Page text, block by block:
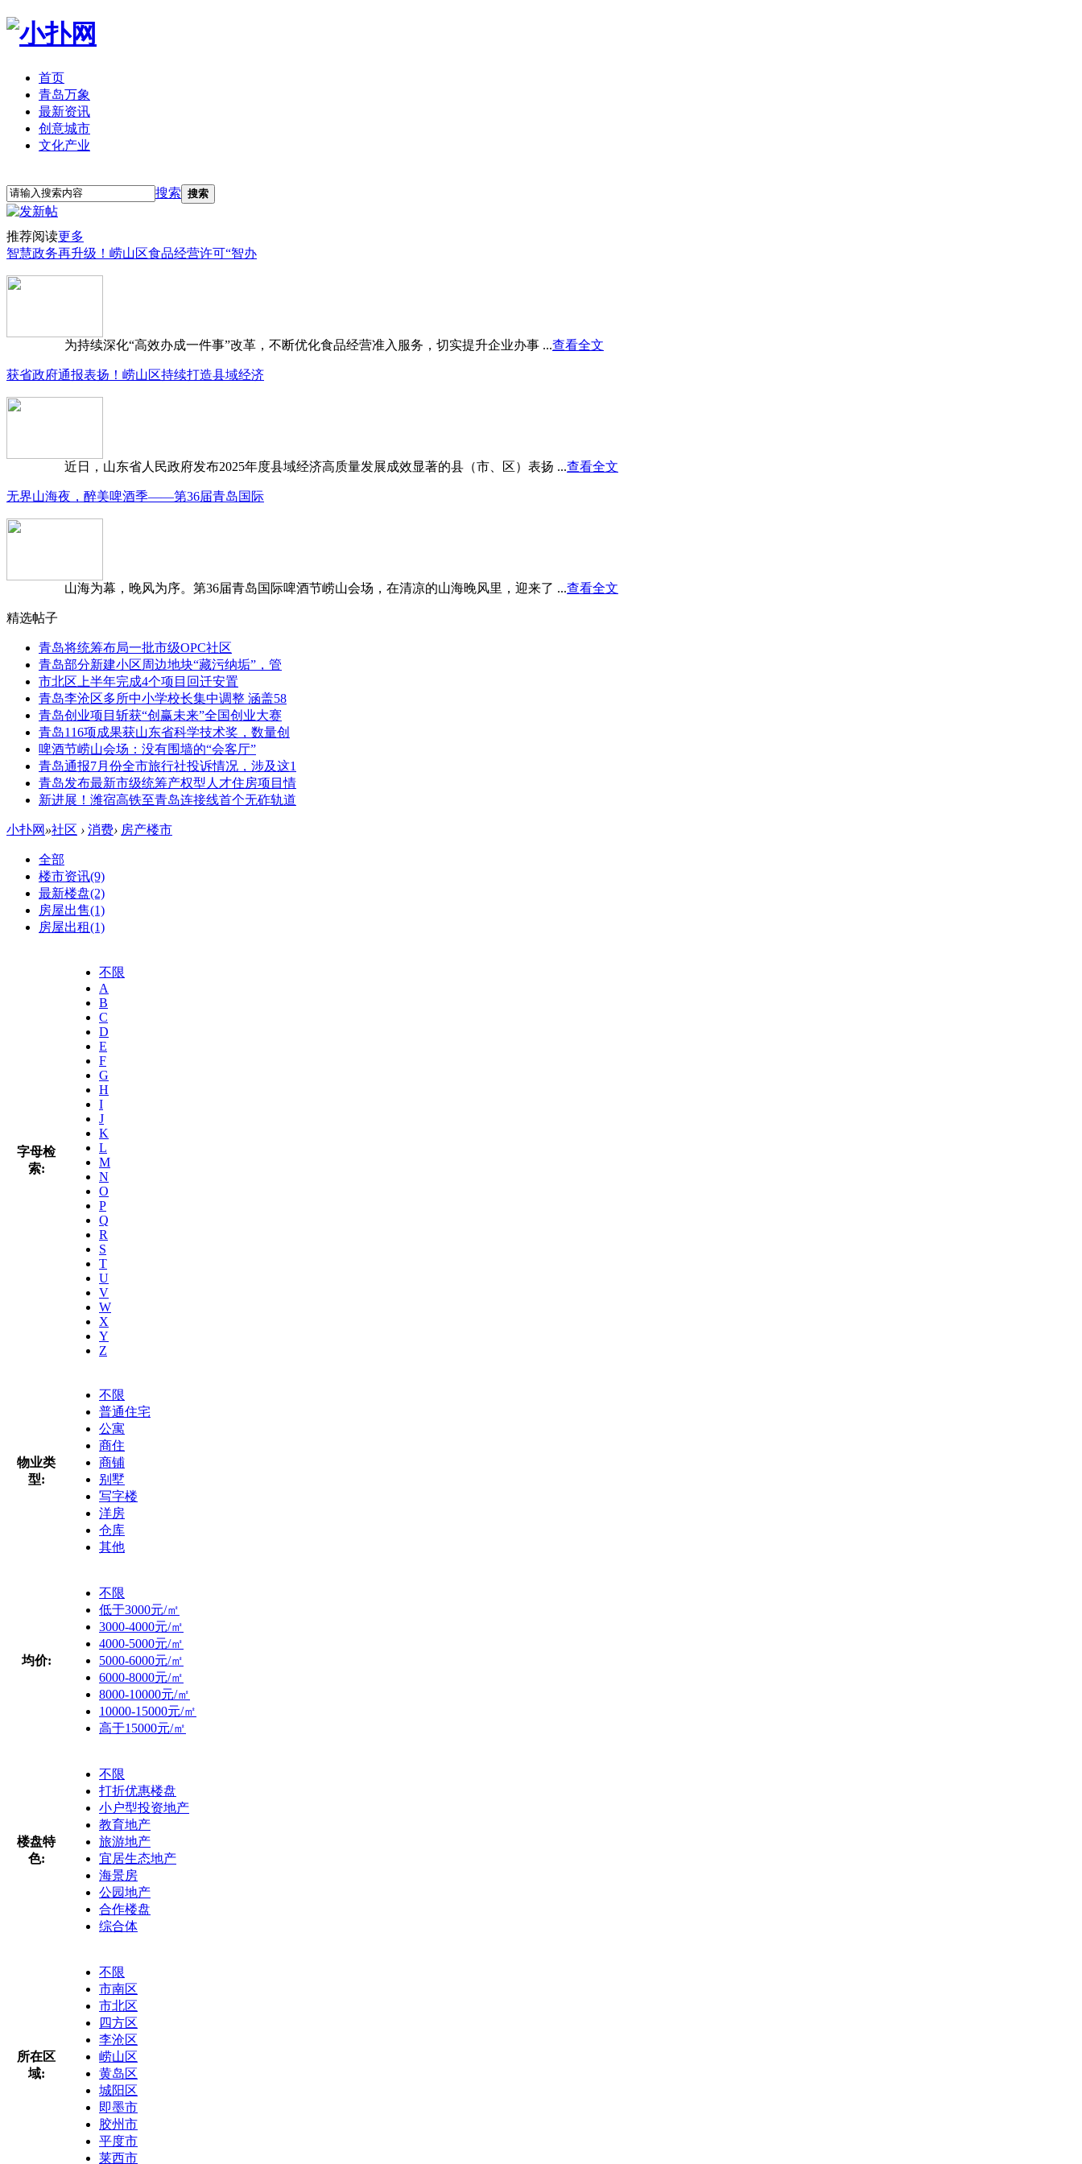
首页
青岛万象
最新资讯
创意城市
文化产业
搜索 搜索
推荐阅读更多
智慧政务再升级！崂山区食品经营许可“智办
为持续深化“高效办成一件事”改革，不断优化食品经营准入服务，切实提升企业办事 ...查看全文
获省政府通报表扬！崂山区持续打造县域经济
近日，山东省人民政府发布2025年度县域经济高质量发展成效显著的县（市、区）表扬 ...查看全文
无界山海夜，醉美啤酒季——第36届青岛国际
山海为幕，晚风为序。第36届青岛国际啤酒节崂山会场，在清凉的山海晚风里，迎来了 ...查看全文
精选帖子
青岛将统筹布局一批市级OPC社区
青岛部分新建小区周边地块“藏污纳垢”，管
市北区上半年完成4个项目回迁安置
青岛李沧区多所中小学校长集中调整 涵盖58
青岛创业项目斩获“创赢未来”全国创业大赛
青岛116项成果获山东省科学技术奖，数量创
啤酒节崂山会场：没有围墙的“会客厅”
青岛通报7月份全市旅行社投诉情况，涉及这1
青岛发布最新市级统筹产权型人才住房项目情
新进展！潍宿高铁至青岛连接线首个无砟轨道
小扑网 »社区 › 消费› 房产楼市
全部
楼市资讯(9)
最新楼盘(2)
房屋出售(1)
房屋出租(1)
字母检
索:
不限
A
B
C
D
E
F
G
H
I
J
K
L
M
N
O
P
Q
R
S
T
U
V
W
X
Y
Z
物业类
型:
不限
普通住宅
公寓
商住
商铺
别墅
写字楼
洋房
仓库
其他
均价:
不限
低于3000元/㎡
3000-4000元/㎡
4000-5000元/㎡
5000-6000元/㎡
6000-8000元/㎡
8000-10000元/㎡
10000-15000元/㎡
高于15000元/㎡
楼盘特
色:
不限
打折优惠楼盘
小户型投资地产
教育地产
旅游地产
宜居生态地产
海景房
公园地产
合作楼盘
综合体
所在区
域:
不限
市南区
市北区
四方区
李沧区
崂山区
黄岛区
城阳区
即墨市
胶州市
平度市
莱西市